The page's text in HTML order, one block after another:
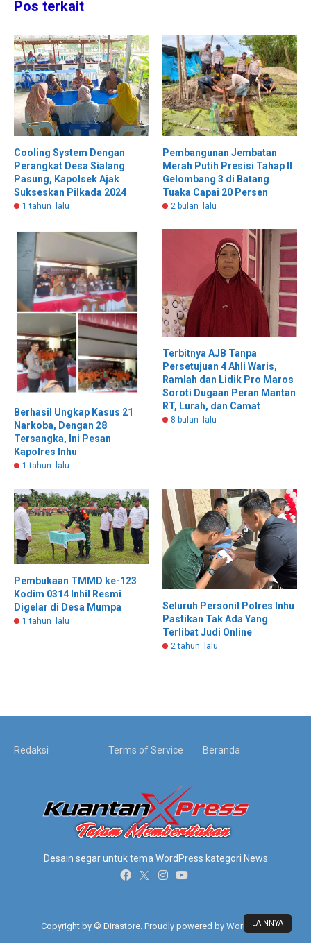
Pos terkait
Cooling System Dengan
Perangkat Desa Sialang
Pasung, Kapolsek Ajak
Sukseskan Pilkada 2024
1 tahun lalu
Pembangunan Jembatan
Merah Putih Presisi Tahap II
Gelombang 3 di Batang
Tuaka Capai 20 Persen
2 bulan lalu
Berhasil Ungkap Kasus 21
Narkoba, Dengan 28
Tersangka, Ini Pesan
Kapolres Inhu
1 tahun lalu
Terbitnya AJB Tanpa
Persetujuan 4 Ahli Waris,
Ramlah dan Lidik Pro Maros
Soroti Dugaan Peran Mantan
RT, Lurah, dan Camat
8 bulan lalu
Pembukaan TMMD ke-123
Kodim 0314 Inhil Resmi
Digelar di Desa Mumpa
1 tahun lalu
Seluruh Personil Polres Inhu
Pastikan Tak Ada Yang
Terlibat Judi Online
2 tahun lalu
LAINNYA
Redaksi Terms of Service Beranda
Desain segar untuk tema WordPress kategori News
Copyright by © Dirastore. Proudly powered by WordPress